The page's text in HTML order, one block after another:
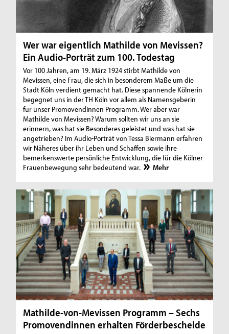
Wer war eigentlich Mathilde von Mevissen?
Ein Audio-Porträt zum 100. Todestag
Vor 100 Jahren, am 19. März 1924 stirbt Mathilde von
Mevissen, eine Frau, die sich in besonderem Maße um die
Stadt Köln verdient gemacht hat. Diese spannende Kölnerin
begegnet uns in der TH Köln vor allem als Namensgeberin
für unser Promovendinnen Programm. Wer aber war
Mathilde von Mevissen? Warum sollten wir uns an sie
erinnern, was hat sie Besonderes geleistet und was hat sie
angetrieben? Im Audio-Porträt von Tessa Biermann erfahren
wir Näheres über ihr Leben und Schaffen sowie ihre
bemerkenswerte persönliche Entwicklung, die für die Kölner
Frauenbewegung sehr bedeutend war.
Mehr
Mathilde-von-Mevissen Programm – Sechs
Promovendinnen erhalten Förderbescheide